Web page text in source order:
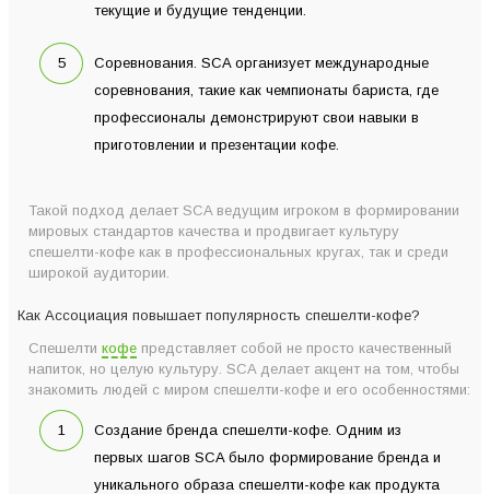
текущие и будущие тенденции.
Соревнования. SCA организует международные
соревнования, такие как чемпионаты бариста, где
профессионалы демонстрируют свои навыки в
приготовлении и презентации кофе.
Такой подход делает SCA ведущим игроком в формировании
мировых стандартов качества и продвигает культуру
спешелти-кофе как в профессиональных кругах, так и среди
широкой аудитории.
Как Ассоциация повышает популярность спешелти-кофе?
Спешелти кофе представляет собой не просто качественный
напиток, но целую культуру. SCA делает акцент на том, чтобы
знакомить людей с миром спешелти-кофе и его особенностями:
Создание бренда спешелти-кофе. Одним из
первых шагов SCA было формирование бренда и
уникального образа спешелти-кофе как продукта